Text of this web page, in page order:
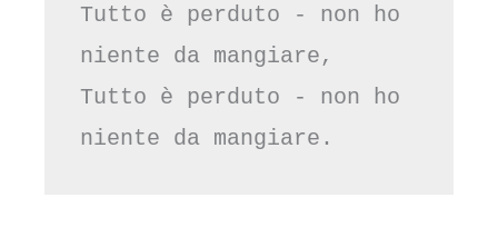
Tutto è perduto - non ho
niente da mangiare,
Tutto è perduto - non ho
niente da mangiare.